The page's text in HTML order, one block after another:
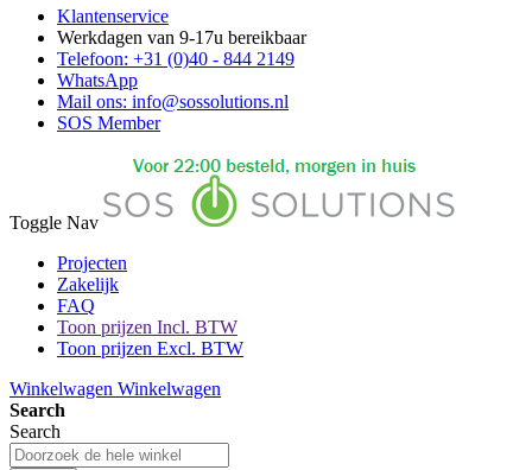
Klantenservice
Werkdagen van 9-17u bereikbaar
Telefoon: +31 (0)40 - 844 2149
WhatsApp
Mail ons: info@sossolutions.nl
SOS Member
Toggle Nav
Projecten
Zakelijk
FAQ
Toon prijzen Incl. BTW
Toon prijzen Excl. BTW
Winkelwagen Winkelwagen
Search
Search